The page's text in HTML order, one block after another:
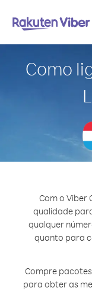
Como
Com o Viber
qualidade
qualquer
quanto para
Compre
para obter as